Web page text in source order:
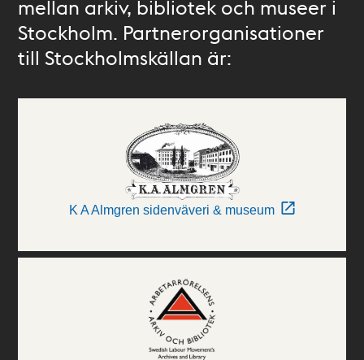
mellan arkiv, bibliotek och museer i
Stockholm. Partnerorganisationer
till Stockholmskällan är:
K A Almgren sidenväveri & museum